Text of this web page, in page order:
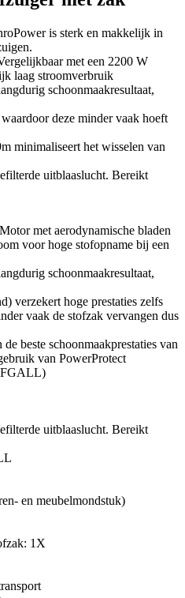
is sterk en makkelijk in
met een 2200 W
laag stroomverbruik
schoonmaakresultaat,
deze minder vaak hoeft
minimaliseert het wisselen van
uitblaaslucht. Bereikt
met aerodynamische bladen
voor hoge stofopname bij een
schoonmaakresultaat,
verzekert hoge prestaties zelfs
vaak de stofzak vervangen dus
beste schoonmaakprestaties van
van PowerProtect
uitblaaslucht. Bereikt
en meubelmondstuk)
1X